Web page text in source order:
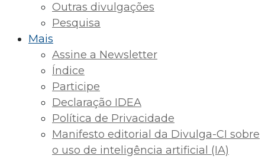
Outras divulgações
Pesquisa
Mais
Assine a Newsletter
Índice
Participe
Declaração IDEA
Política de Privacidade
Manifesto editorial da Divulga-CI sobre
o uso de inteligência artificial (IA)